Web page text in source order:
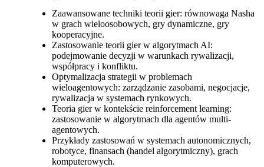
Zaawansowane techniki teorii gier: równowaga Nasha
w grach wieloosobowych, gry dynamiczne, gry
kooperacyjne.
Zastosowanie teorii gier w algorytmach AI:
podejmowanie decyzji w warunkach rywalizacji,
współpracy i konfliktu.
Optymalizacja strategii w problemach
wieloagentowych: zarządzanie zasobami, negocjacje,
rywalizacja w systemach rynkowych.
Teoria gier w kontekście reinforcement learning:
zastosowanie w algorytmach dla agentów multi-
agentowych.
Przykłady zastosowań w systemach autonomicznych,
robotyce, finansach (handel algorytmiczny), grach
komputerowych.